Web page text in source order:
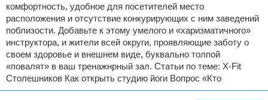
комфортность, удобное для посетителей место
расположения и отсутствие конкурирующих с ним заведений
поблизости. Добавьте к этому умелого и «харизматичного»
инструктора, и жители всей округи, проявляющие заботу о
своем здоровье и внешнем виде, буквально толпой
«повалят» в ваш тренажнрный зал. Статьи по теме: X-Fit
Столешников Как открыть студию йоги Вопрос «Кто